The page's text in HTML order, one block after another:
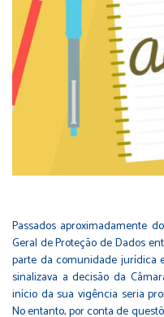
Passados aproximadamente
Geral de Proteção de Dados
parte da comunidade jurídica
sinalizava a decisão da
início da sua vigência seria
No entanto, por conta de